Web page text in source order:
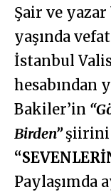
Şair ve
yaşında
İstanbul
hesabından
Bakiler’in
Birden”şiirini
Paylaşımda